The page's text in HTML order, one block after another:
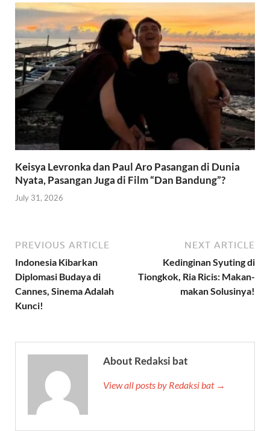
Keisya Levronka dan Paul Aro Pasangan di Dunia
Nyata, Pasangan Juga di Film “Dan Bandung”?
July 31, 2026
PREVIOUS ARTICLE
Indonesia Kibarkan
Diplomasi Budaya di
Cannes, Sinema Adalah
Kunci!
NEXT ARTICLE
Kedinginan Syuting di
Tiongkok, Ria Ricis: Makan-
makan Solusinya!
About Redaksi bat
View all posts by Redaksi bat →